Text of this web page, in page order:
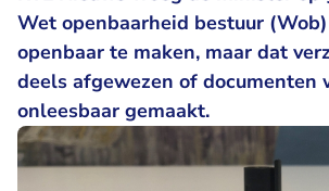
Wet openbaarheid bestuur
openbaar te maken, maar dat
deels afgewezen of documenten
onleesbaar gemaakt.